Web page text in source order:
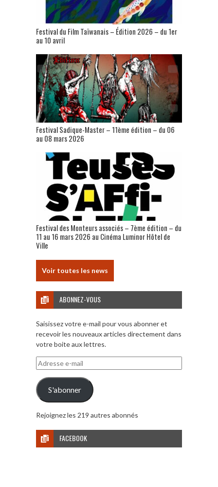
Festival du Film Taïwanais – Édition 2026 – du 1er
au 10 avril
Festival Sadique-Master – 11ème édition – du 06
au 08 mars 2026
Festival des Monteurs associés – 7ème édition – du
11 au 16 mars 2026 au Cinéma Luminor Hôtel de
Ville
Voir toutes les news
ABONNEZ-VOUS
Saisissez votre e-mail pour vous abonner et
recevoir les nouveaux articles directement dans
votre boite aux lettres.
Adresse
e-
mail
S'abonner
Rejoignez les 219 autres abonnés
FACEBOOK